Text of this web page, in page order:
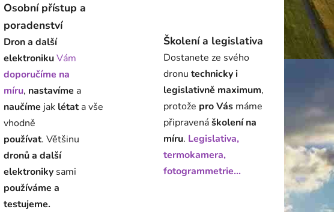
Osobní přístup a
poradenství
Dron a další
elektronikuVám
doporučíme na
míru, nastavíme a
naučíme jak létata vše
vhodně
používat. Většinu
dronů a další
elektroniky sami
používáme a
testujeme.
Školení a legislativa
Dostanete ze svého
dronu technicky i
legislativně maximum,
protože pro Vás máme
připravenáškolení na
míru. Legislativa,
termokamera,
fotogrammetrie...